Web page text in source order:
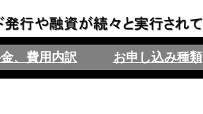
、費用内訳 お申し込み種類